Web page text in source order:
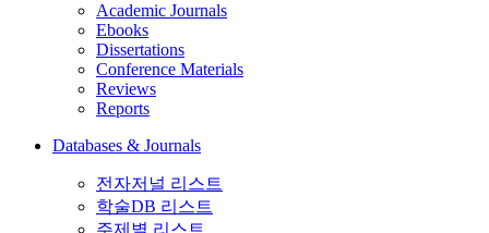
Academic Journals
Ebooks
Dissertations
Conference Materials
Reviews
Reports
Databases & Journals
전자저널 리스트
학술DB 리스트
주제별 리스트